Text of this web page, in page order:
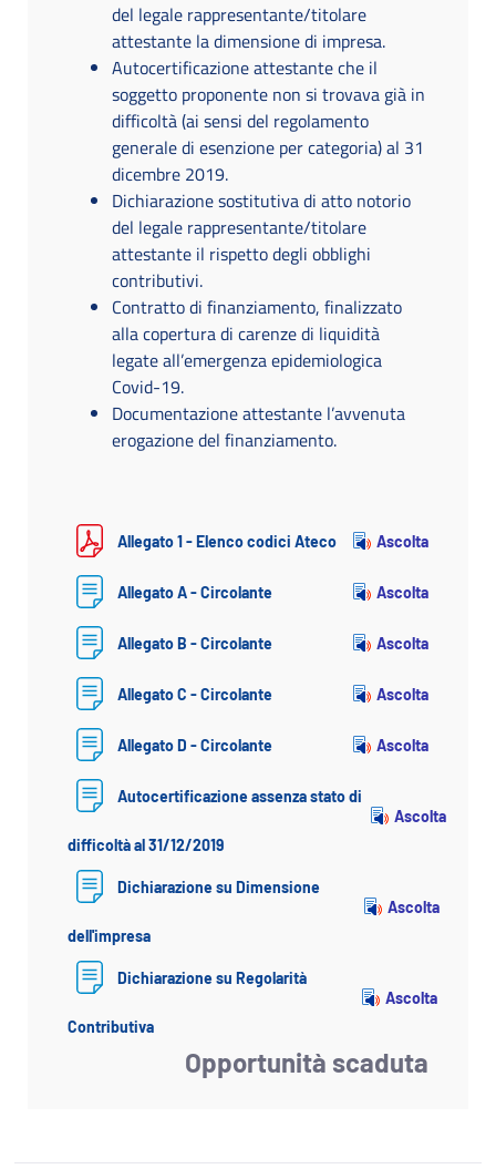
del legale rappresentante/titolare
attestante la dimensione di impresa.
Autocertificazione attestante che il
soggetto proponente non si trovava già in
difficoltà (ai sensi del regolamento
generale di esenzione per categoria) al 31
dicembre 2019.
Dichiarazione sostitutiva di atto notorio
del legale rappresentante/titolare
attestante il rispetto degli obblighi
contributivi.
Contratto di finanziamento, finalizzato
alla copertura di carenze di liquidità
legate all’emergenza epidemiologica
Covid-19.
Documentazione attestante l’avvenuta
erogazione del finanziamento.
Allegato 1 - Elenco codici Ateco Ascolta
Allegato A - Circolante Ascolta
Allegato B - Circolante Ascolta
Allegato C - Circolante Ascolta
Allegato D - Circolante Ascolta
Autocertificazione assenza stato di
difficoltà al 31/12/2019
Ascolta
Dichiarazione su Dimensione
dell'impresa
Ascolta
Dichiarazione su Regolarità
Contributiva
Ascolta
Opportunità scaduta